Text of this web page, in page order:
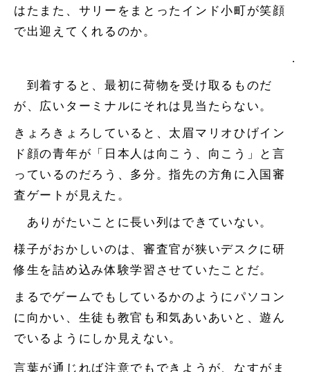
はたまた、サリーをまとったインド小町が笑顔
で出迎えてくれるのか。
.
到着すると、最初に荷物を受け取るものだ
が、広いターミナルにそれは見当たらない。
きょろきょろしていると、太眉マリオひげイン
ド顔の青年が「日本人は向こう、向こう」と言
っているのだろう、多分。指先の方角に入国審
査ゲートが見えた。
ありがたいことに長い列はできていない。
様子がおかしいのは、審査官が狭いデスクに研
修生を詰め込み体験学習させていたことだ。
まるでゲームでもしているかのようにパソコン
に向かい、生徒も教官も和気あいあいと、遊ん
でいるようにしか見えない。
言葉が通じれば注意でもできようが、なすがま